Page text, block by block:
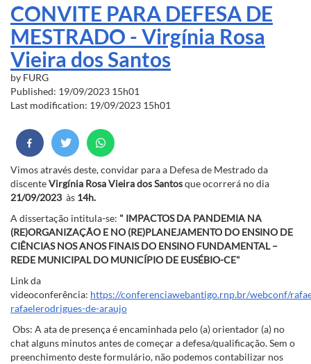
CONVITE PARA DEFESA DE
MESTRADO - Virgínia Rosa
Vieira dos Santos
by FURG
Published: 19/09/2023 15h01
Last modification: 19/09/2023 15h01
Vimos através deste, convidar para a Defesa de Mestrado da
discenteVirgínia Rosa Vieira dos Santosque ocorrerá no dia
21/09/2023 às 14h.
A dissertação intitula-se: " IMPACTOS DA PANDEMIA NA
(RE)ORGANIZAÇÃO E NO (RE)PLANEJAMENTO DO ENSINO DE
CIÊNCIAS NOS ANOS FINAIS DO ENSINO FUNDAMENTAL –
REDE MUNICIPAL DO MUNICÍPIO DE EUSÉBIO-CE"
Link da
videoconferência: https://conferenciawebantigo.rnp.br/webconf/
rafaelerodrigues-de-araujo
Obs: A ata de presença é encaminhada pelo (a) orientador (a) no
chat alguns minutos antes de começar a defesa/qualificação. Sem o
preenchimento deste formulário, não podemos contabilizar nos